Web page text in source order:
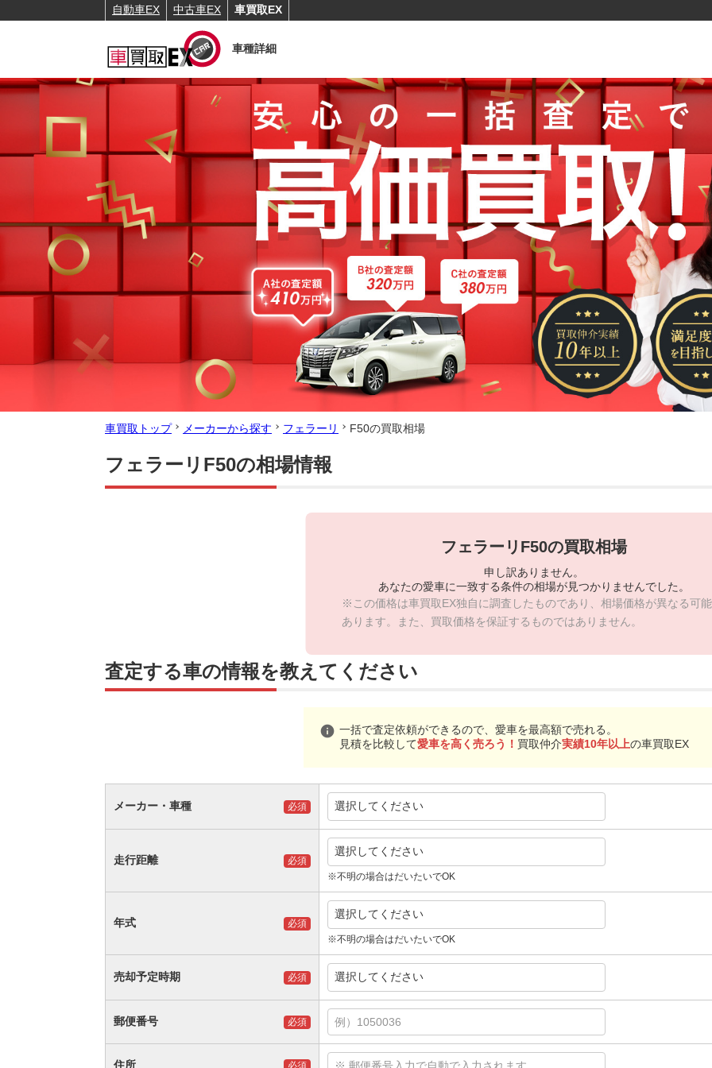
自動車EX 中古車EX 車買取EX
車種詳細
車買取トップ メーカーから探す フェラーリ F50の買取相場
フェラーリF50の相場情報
フェラーリF50の買取相場
申し訳ありません。
あなたの愛車に一致する条件の相場が見つかりませんでした。
※この価格は車買取EX独自に調査したものであり、相場価格が異なる可
あります。また、買取価格を保証するものではありません。
査定する車の情報を教えてください
info 一括で査定依頼ができるので、愛車を最高額で売れる。
見積を比較して愛車を高く売ろう！ 買取仲介実績10年以上の車買取EX
メーカー・車種 必須 選択してください
走行距離 必須
選択してください
※不明の場合はだいたいでOK
年式 必須
選択してください
※不明の場合はだいたいでOK
売却予定時期 必須 選択してください
郵便番号 必須
住所 必須